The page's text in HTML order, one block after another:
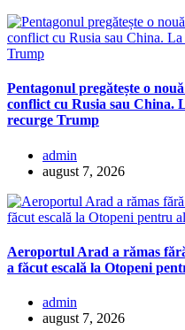
Pentagonul pregătește o
conflict cu Rusia sau China.
recurge Trump
admin
august 7, 2026
Aeroportul Arad a rămas
a făcut escală la Otopeni
admin
august 7, 2026